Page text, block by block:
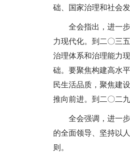
础、国家治理和社会
全会指出，进一
力现代化。到二〇三
治理体系和治理能力
础。要聚焦构建高水
民生活品质，聚焦建
推向前进。到二〇二
全会强调，进一
的全面领导、坚持以
则。